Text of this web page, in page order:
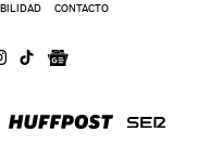
CONTACTO